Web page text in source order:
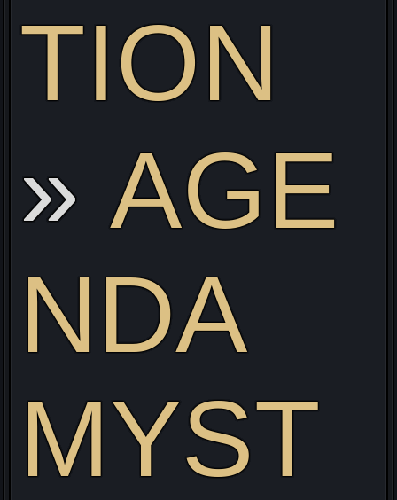
ve
Visitez mon site web pour découvrir mon projet Live
alliant Gaming/Streaming/Cosplay !
TION
AGE
NDA
MYST